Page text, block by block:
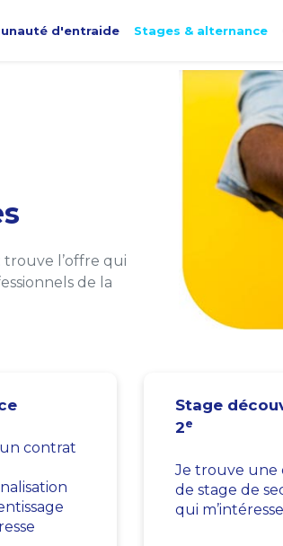
d'entraide Stages & alternance
l’offre qui
de la
contrat
Stage
2e
Je trouve une
de stage de
qui m’intéresse